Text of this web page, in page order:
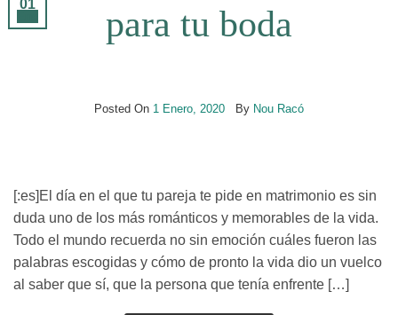
para tu boda
Posted On 1 Enero, 2020 By Nou Racó
01
[:es]El día en el que tu pareja te pide en matrimonio es sin
duda uno de los más románticos y memorables de la vida.
Todo el mundo recuerda no sin emoción cuáles fueron las
palabras escogidas y cómo de pronto la vida dio un vuelco
al saber que sí, que la persona que tenía enfrente […]